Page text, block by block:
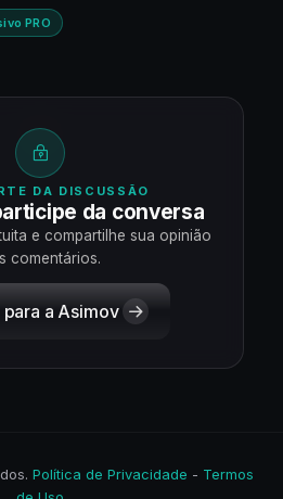
PRO
DA DISCUSSÃO
da conversa
e compartilhe sua opinião
comentários.
para a Asimov
Política de Privacidade - Termos